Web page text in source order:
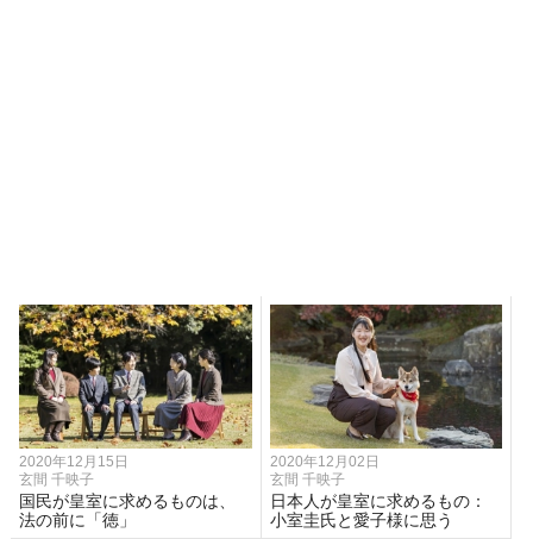
2020年12月15日
玄間 千映子
国民が皇室に求めるものは、
法の前に「徳」
2020年12月02日
玄間 千映子
日本人が皇室に求めるもの：
小室圭氏と愛子様に思う